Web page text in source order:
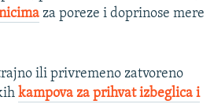
za poreze i doprinose mere
ili privremeno zatvoreno
kampova za prihvat izbeglica i